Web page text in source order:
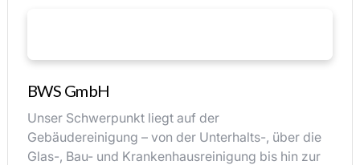
BWS GmbH
Unser Schwerpunkt liegt auf der
Gebäudereinigung – von der Unterhalts-, über die
Glas-, Bau- und Krankenhausreinigung bis hin zur